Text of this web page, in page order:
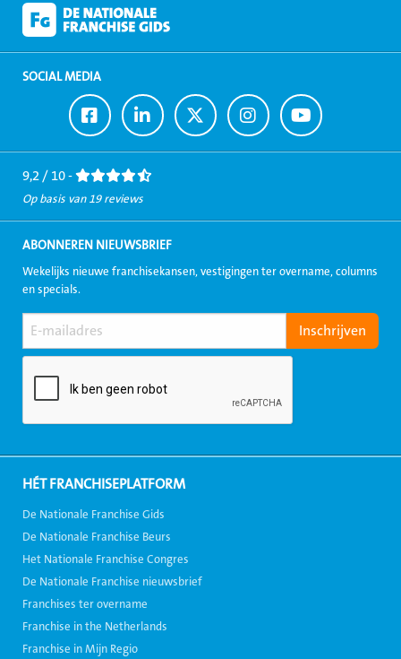
SOCIAL MEDIA
Ga
naar
Facebook
Ga
naar
LinkedIn
Ga
naar
Twitter
Ga
naar
Instagram
Ga
naar
Youtube
9,2 / 10 -
Op basis van 19 reviews
ABONNEREN NIEUWSBRIEF
Wekelijks nieuwe franchisekansen, vestigingen ter overname, columns
en specials.
HÉT FRANCHISEPLATFORM
De Nationale Franchise Gids
De Nationale Franchise Beurs
Het Nationale Franchise Congres
De Nationale Franchise nieuwsbrief
Franchises ter overname
Franchise in the Netherlands
Franchise in Mijn Regio